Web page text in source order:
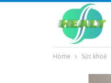
Home Sức khoẻ